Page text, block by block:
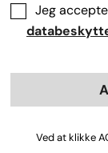
Jeg
Ved at klikke